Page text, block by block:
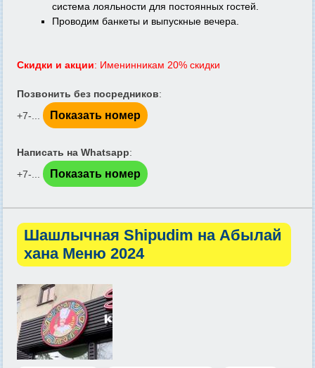
система лояльности для постоянных гостей
Проводим банкеты и выпускные вечера.
Скидки и акции: Именинникам 20% скидки
Позвонить без посредников:
+7-...
Показать номер
Написать на Whatsapp:
+7-...
Показать номер
Шашлычная Shipudim на Абылай
хана Меню 2024